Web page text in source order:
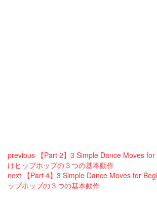
previous 【Part 2】3 Simple Dance Moves
けヒップホップの３つの基本動作
next 【Part 4】3 Simple Dance Moves for
ップホップの３つの基本動作